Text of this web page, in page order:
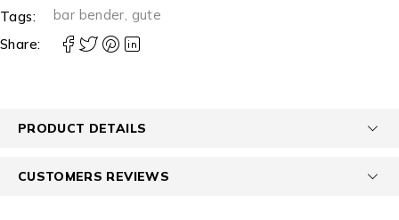
Tags:
bar bender, gute
Share:
PRODUCT DETAILS
CUSTOMERS REVIEWS